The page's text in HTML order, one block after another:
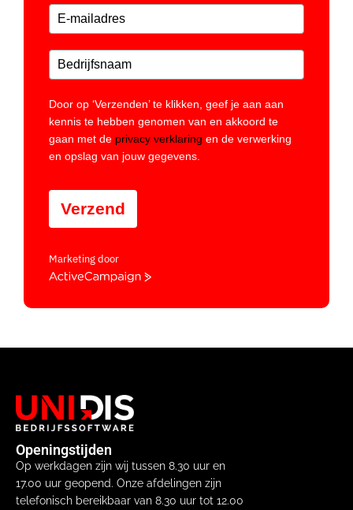
Door op ‘Verzenden’ te klikken, geef je aan aan
kennis te hebben genomen van en akkoord te
gaan met de privacy verklaring en de verwerking
en opslag van jouw gegevens.
Verzend
Marketing door
ActiveCampaign
Openingstijden
Op werkdagen zijn wij tussen 8.30 uur en
17.00 uur geopend. Onze afdelingen zijn
telefonisch bereikbaar van 8.30 uur tot 12.00